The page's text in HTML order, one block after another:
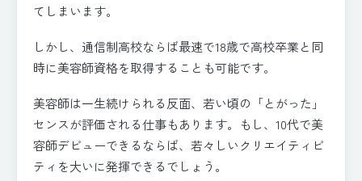
てしまいます。
しかし、通信制高校ならば最速で18歳で高校卒業と同
時に美容師資格を取得することも可能です。
美容師は一生続けられる反面、若い頃の「とがった」
センスが評価される仕事もあります。もし、10代で美
容師デビューできるならば、若々しいクリエイティビ
ティを大いに発揮できるでしょう。